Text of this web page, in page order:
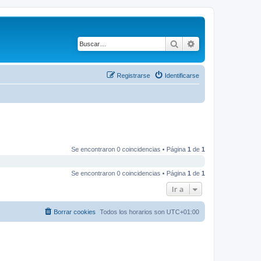
Buscar
Identificarse
Registrarse
Se encontraron 0 coincidencias • Página 1 de 1
Se encontraron 0 coincidencias • Página 1 de 1
Ir a
Todos los horarios son UTC+01:00
Borrar cookies